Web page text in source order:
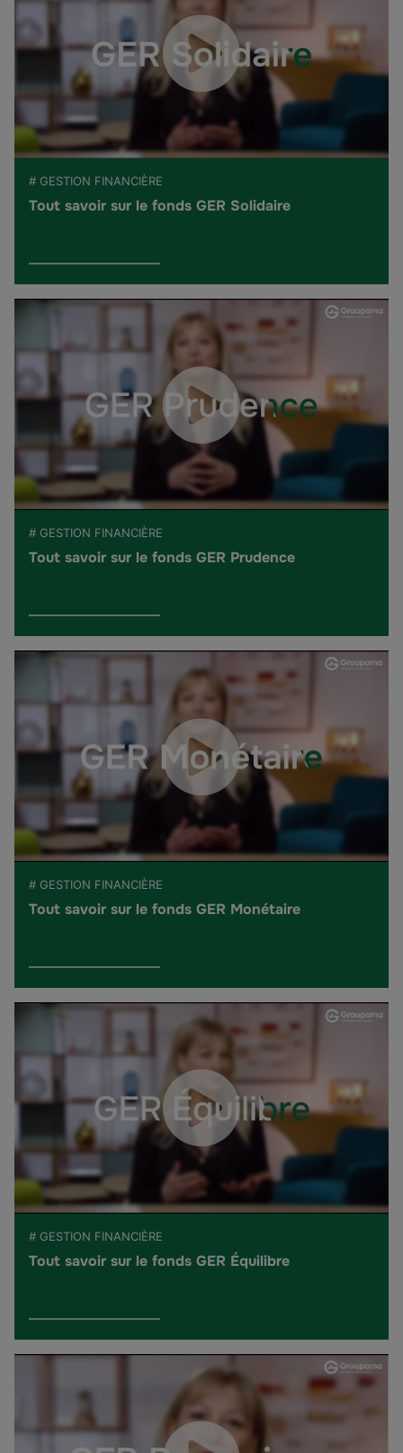
# GESTION FINANCIÈRE
Tout savoir sur le fonds GER Solidaire
# GESTION FINANCIÈRE
Tout savoir sur le fonds GER Prudence
# GESTION FINANCIÈRE
Tout savoir sur le fonds GER Monétaire
# GESTION FINANCIÈRE
Tout savoir sur le fonds GER Équilibre